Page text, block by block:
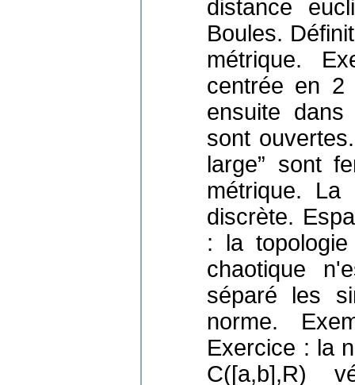
distance
Boules.
métrique.
centrée en
ensuite
sont
large” sont
métrique. La
discrète.
: la
chaotique
séparé les
norme.
Exercice : la
C([a,b],R)